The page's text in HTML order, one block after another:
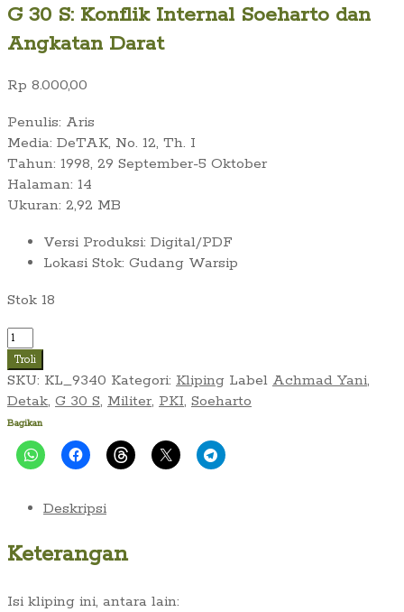
G 30 S: Konflik Internal Soeharto dan
Angkatan Darat
Rp 8.000,00
Penulis: Aris
Media: DeTAK, No. 12, Th. I
Tahun: 1998, 29 September-5 Oktober
Halaman: 14
Ukuran: 2,92 MB
Versi Produksi: Digital/PDF
Lokasi Stok: Gudang Warsip
Stok 18
Kuantitas
G
30
S:
Konflik
Internal
Soeharto
Angkatan
Troli
SKU: KL_9340 Kategori: Kliping Label Achmad Yani,
Detak, G 30 S, Militer, PKI, Soeharto
Bagikan
Deskripsi
Keterangan
Isi kliping ini, antara lain: